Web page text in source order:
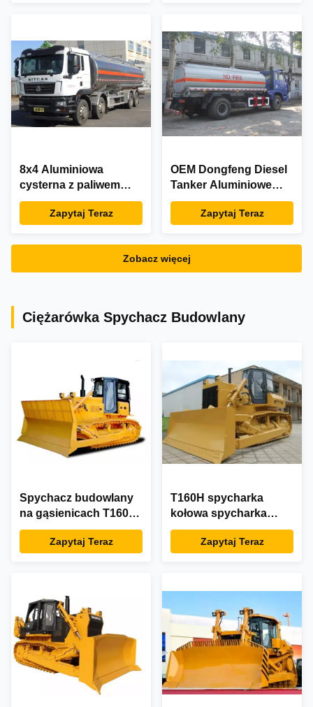
8x4 Aluminiowa
cysterna z paliwem
Diesla Pasażer 2 3
Zapytaj Teraz
OEM Dongfeng Diesel
Tanker Aluminiowe
cysterny do oleju 4x2
Zapytaj Teraz
Zobacz więcej
Ciężarówka Spychacz Budowlany
Spychacz budowlany
na gąsienicach T160H
WP10G178E355
Zapytaj Teraz
T160H spycharka
kołowa spycharka
ciągnik siodłowy do
budownictwa
Zapytaj Teraz